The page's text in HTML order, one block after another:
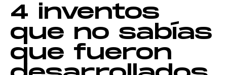
4 inventos
que no sabías
que fueron